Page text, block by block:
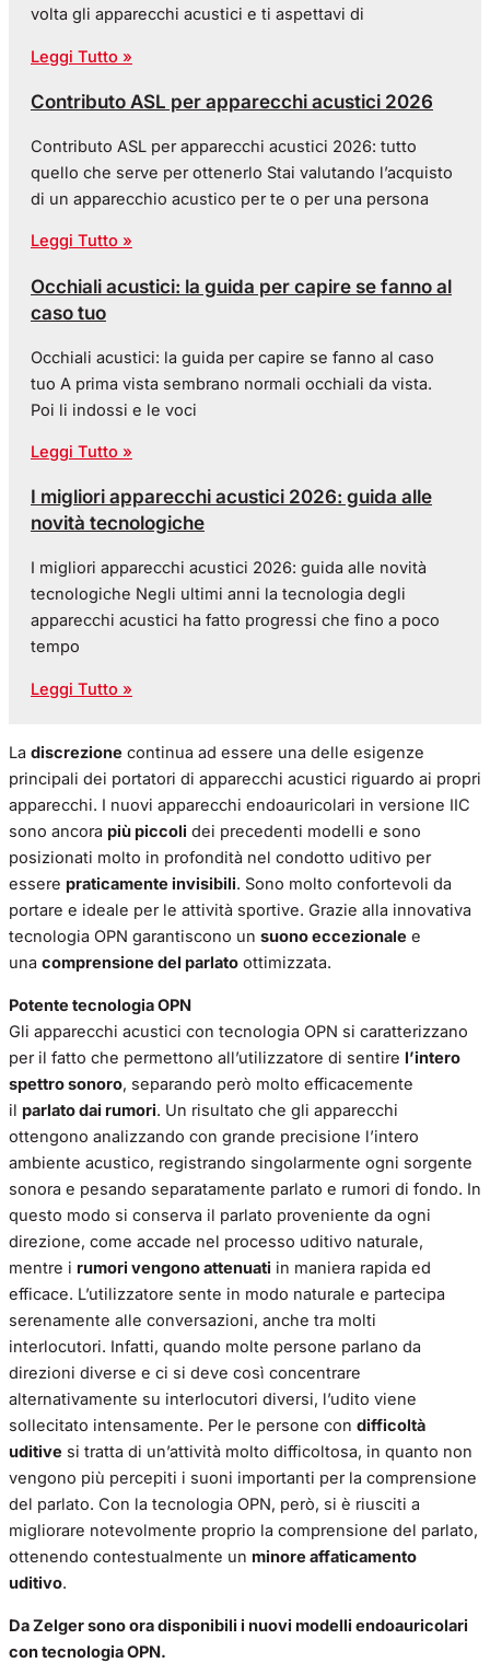
volta gli apparecchi acustici e ti aspettavi di
Leggi Tutto »
Contributo ASL per apparecchi acustici 2026
Contributo ASL per apparecchi acustici 2026: tutto
quello che serve per ottenerlo Stai valutando l’acquisto
di un apparecchio acustico per te o per una persona
Leggi Tutto »
Occhiali acustici: la guida per capire se fanno al
caso tuo
Occhiali acustici: la guida per capire se fanno al caso
tuo A prima vista sembrano normali occhiali da vista.
Poi li indossi e le voci
Leggi Tutto »
I migliori apparecchi acustici 2026: guida alle
novità tecnologiche
I migliori apparecchi acustici 2026: guida alle novità
tecnologiche Negli ultimi anni la tecnologia degli
apparecchi acustici ha fatto progressi che fino a poco
tempo
Leggi Tutto »
La discrezione continua ad essere una delle esigenze
principali dei portatori di apparecchi acustici riguardo ai propri
apparecchi. I nuovi apparecchi endoauricolari in versione IIC
sono ancora più piccoli dei precedenti modelli e sono
posizionati molto in profondità nel condotto uditivo per
essere praticamente invisibili. Sono molto confortevoli da
portare e ideale per le attività sportive. Grazie alla innovativa
tecnologia OPN garantiscono un suono eccezionale e
una comprensione del parlato ottimizzata.
Potente tecnologia OPN
Gli apparecchi acustici con tecnologia OPN si caratterizzano
per il fatto che permettono all’utilizzatore di sentire l’intero
spettro sonoro, separando però molto efficacemente
il parlato dai rumori. Un risultato che gli apparecchi
ottengono analizzando con grande precisione l’intero
ambiente acustico, registrando singolarmente ogni sorgente
sonora e pesando separatamente parlato e rumori di fondo. In
questo modo si conserva il parlato proveniente da ogni
direzione, come accade nel processo uditivo naturale,
mentre i rumori vengono attenuati in maniera rapida ed
efficace. L’utilizzatore sente in modo naturale e partecipa
serenamente alle conversazioni, anche tra molti
interlocutori. Infatti, quando molte persone parlano da
direzioni diverse e ci si deve così concentrare
alternativamente su interlocutori diversi, l’udito viene
sollecitato intensamente. Per le persone con difficoltà
uditive si tratta di un’attività molto difficoltosa, in quanto non
vengono più percepiti i suoni importanti per la comprensione
del parlato. Con la tecnologia OPN, però, si è riusciti a
migliorare notevolmente proprio la comprensione del parlato,
ottenendo contestualmente un minore affaticamento
uditivo.
Da Zelger sono ora disponibili i nuovi modelli endoauricolari
con tecnologia OPN.